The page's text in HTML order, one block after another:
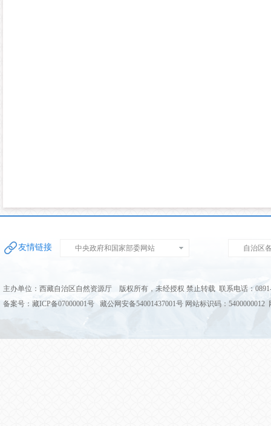
友情链接 中央政府和国家部委网站 自治区
主办单位：西藏自治区自然资源厅 版权所有，未经授权 禁止转载 联系电话：
备案号：藏ICP备07000001号 藏公网安备54001437001号 网站标识码：5400000012